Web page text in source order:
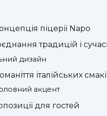
піцерії Napo
традицій і
дизайн
італійських
акцент
для гостей